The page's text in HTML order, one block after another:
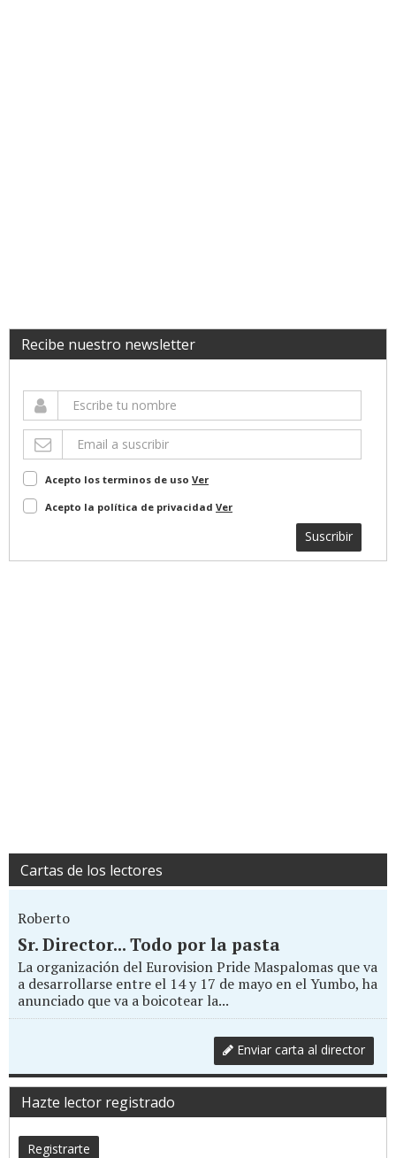
Recibe nuestro newsletter
Acepto los terminos de uso Ver
Acepto la política de privacidad Ver
Suscribir
Cartas de los lectores
Roberto
Sr. Director... Todo por la pasta
La organización del Eurovision Pride Maspalomas que va
a desarrollarse entre el 14 y 17 de mayo en el Yumbo, ha
anunciado que va a boicotear la...
Enviar carta al director
Hazte lector registrado
Registrarte